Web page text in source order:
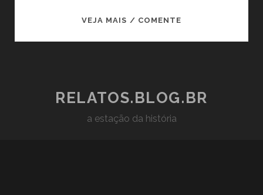
VEJA MAIS / COMENTEDA
JUVENTUDE
RELATOS.BLOG.BR
a estação da história